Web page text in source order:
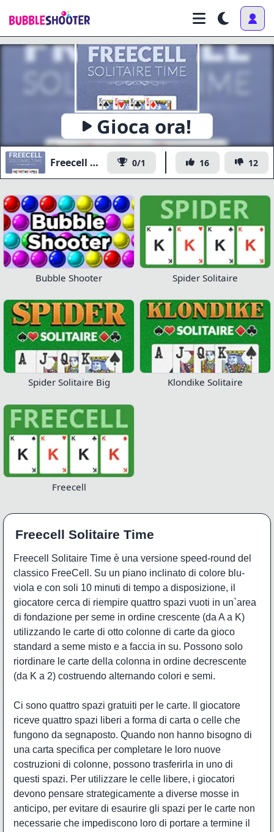
Gioca ora!
Freecell Solitaire Time 0/1 16 12
Bubble Shooter Spider Solitaire
Spider Solitaire Big Klondike Solitaire
Freecell
Freecell Solitaire Time
Freecell Solitaire Time è una versione speed-round del
classico FreeCell. Su un piano inclinato di colore blu-
viola e con soli 10 minuti di tempo a disposizione, il
giocatore cerca di riempire quattro spazi vuoti in un`area
di fondazione per seme in ordine crescente (da A a K)
utilizzando le carte di otto colonne di carte da gioco
standard a seme misto e a faccia in su. Possono solo
riordinare le carte della colonna in ordine decrescente
(da K a 2) costruendo alternando colori e semi.
Ci sono quattro spazi gratuiti per le carte. Il giocatore
riceve quattro spazi liberi a forma di carta o celle che
fungono da segnaposto. Quando non hanno bisogno di
una carta specifica per completare le loro nuove
costruzioni di colonne, possono trasferirla in uno di
questi spazi. Per utilizzare le celle libere, i giocatori
devono pensare strategicamente a diverse mosse in
anticipo, per evitare di esaurire gli spazi per le carte non
necessarie che impediscono loro di portare a termine il